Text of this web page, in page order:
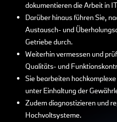
dokumentieren die Arbeit in
Darüber hinaus führen Sie,
Austausch- und
Getriebe durch.
Weiterhin vermessen und
Qualitäts- und
Sie bearbeiten
unter Einhaltung der
Zudem diagnostizieren und
Hochvoltsysteme.